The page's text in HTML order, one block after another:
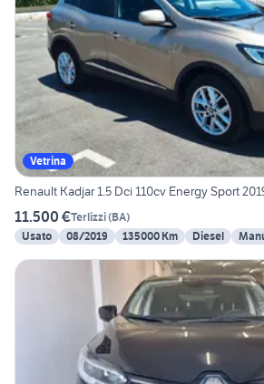
Vetrina
Renault Kadjar 1.5 Dci 110cv Energy Sport
11.500 €Terlizzi(BA)
Usato
08/2019 135000 Km Diesel